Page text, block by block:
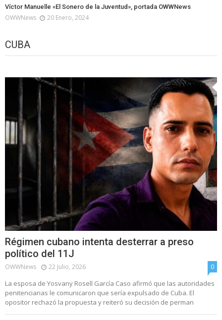
Víctor Manuelle «El Sonero de la Juventud», portada OWWNews
OWWNews 20 Enero, 2024
CUBA
Régimen cubano intenta desterrar a preso
político del 11J
OWWNews 22 Julio, 2026 0
La esposa de Yosvany Rosell García Caso afirmó que las autoridades
penitenciarias le comunicaron que sería expulsado de Cuba. El
opositor rechazó la propuesta y reiteró su decisión de perman